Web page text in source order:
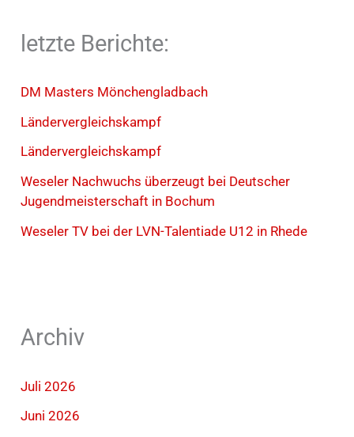
letzte Berichte:
DM Masters Mönchengladbach
Ländervergleichskampf
Ländervergleichskampf
Weseler Nachwuchs überzeugt bei Deutscher
Jugendmeisterschaft in Bochum
Weseler TV bei der LVN-Talentiade U12 in Rhede
Archiv
Juli 2026
Juni 2026